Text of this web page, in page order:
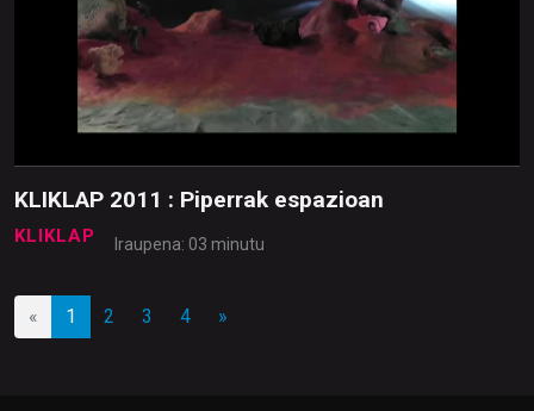
KLIKLAP 2011 : Piperrak espazioan
KLIKLAP Iraupena: 03 minutu
« 1 2 3 4 »